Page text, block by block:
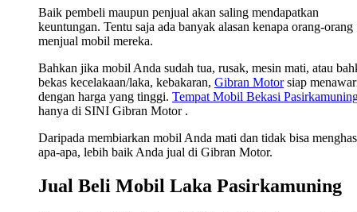
Baik pembeli maupun penjual akan saling mendapatkan
keuntungan. Tentu saja ada banyak alasan kenapa orang-orang
menjual mobil mereka.
Bahkan jika mobil Anda sudah tua, rusak, mesin mati, atau
bekas kecelakaan/laka, kebakaran, Gibran Motorsiap
dengan harga yang tinggi. Tempat Mobil Bekasi
hanya di SINI Gibran Motor .
Daripada membiarkan mobil Anda mati dan tidak bisa
apa-apa, lebih baik Anda jual di Gibran Motor.
Jual Beli Mobil Laka Pasirkamuning